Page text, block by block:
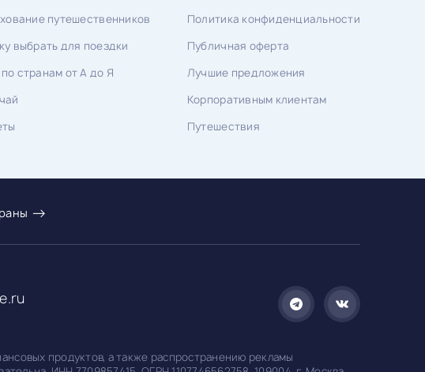
путешественников
выбрать для поездки
странам от А до Я
Политика конфиденциальности
Публичная оферта
Лучшие предложения
Корпоративным клиентам
Путешествия
→
продуктов, а также распространению рекламы